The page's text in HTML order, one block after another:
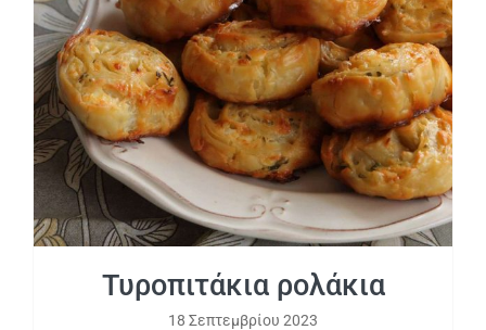
Τυροπιτάκια ρολάκια
Τυροπιτάκια ρολάκια
18 Σεπτεμβρίου 2023